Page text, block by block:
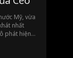
Mỹ, vừa
nhất
phát hiện